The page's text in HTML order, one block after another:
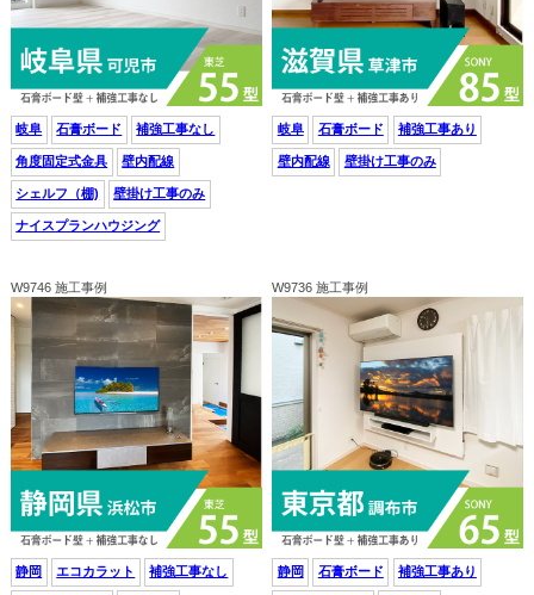
岐阜 石膏ボード 補強工事なし
角度固定式金具 壁内配線
シェルフ（棚) 壁掛け工事のみ
ナイスプランハウジング
岐阜 石膏ボード 補強工事あり
壁内配線 壁掛け工事のみ
W9746 施工事例
静岡 エコカラット 補強工事なし
W9736 施工事例
静岡 石膏ボード 補強工事あり